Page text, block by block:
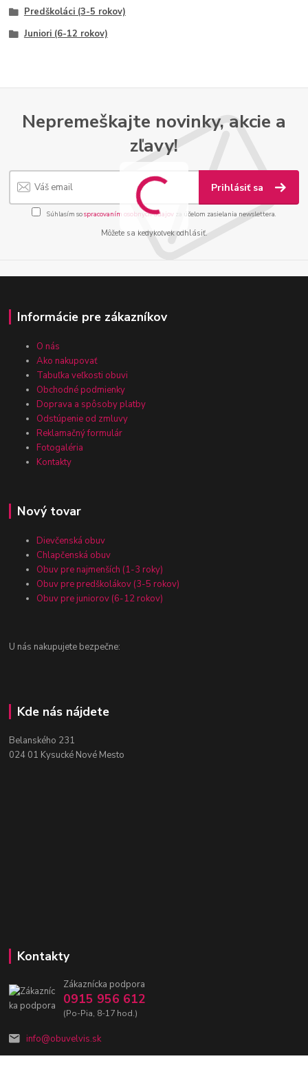
Predškoláci (3-5 rokov)
Juniori (6-12 rokov)
Nepremeškajte novinky, akcie a
zľavy!
Prihlásiť sa
Súhlasím sospracovaním osobných údajov za účelom zasielania newslettera.
Môžete sa kedykoľvek odhlásiť.
Informácie pre zákazníkov
O nás
Ako nakupovať
Tabuľka veľkosti obuvi
Obchodné podmienky
Doprava a spôsoby platby
Odstúpenie od zmluvy
Reklamačný formulár
Fotogaléria
Kontakty
Nový tovar
Dievčenská obuv
Chlapčenská obuv
Obuv pre najmenších (1-3 roky)
Obuv pre predškolákov (3-5 rokov)
Obuv pre juniorov (6-12 rokov)
U nás nakupujete bezpečne:
Kde nás nájdete
Belanského 231
024 01 Kysucké Nové Mesto
Kontakty
Zákaznícka podpora
0915 956 612
(Po-Pia, 8-17 hod.)
info@obuvelvis.sk